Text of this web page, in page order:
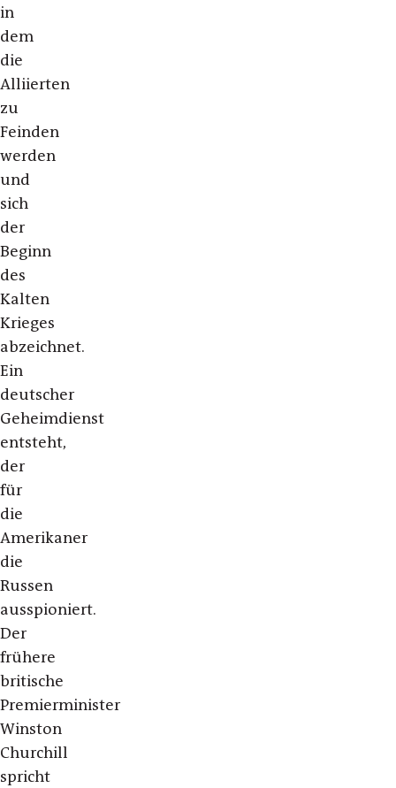
in
dem
die
Alliierten
zu
Feinden
werden
und
sich
der
Beginn
des
Kalten
Krieges
abzeichnet.
Ein
deutscher
Geheimdienst
entsteht,
der
für
die
Amerikaner
die
Russen
ausspioniert.
Der
frühere
britische
Premierminister
Winston
Churchill
spricht